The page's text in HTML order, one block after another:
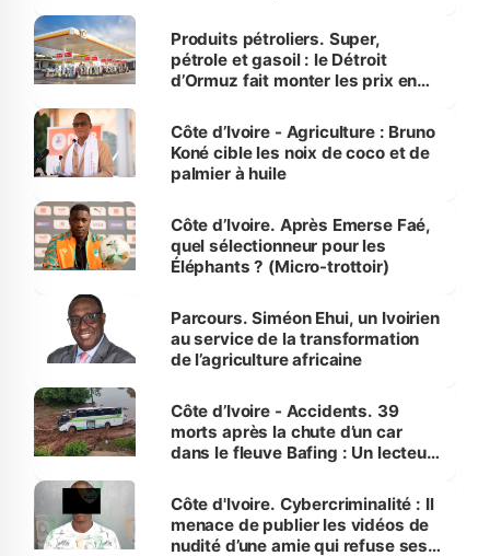
menacées
Produits pétroliers. Super,
pétrole et gasoil : le Détroit
d’Ormuz fait monter les prix en
Côte d’Ivoire - Agriculture : Bruno
Koné cible les noix de coco et de
palmier à huile
Côte d’Ivoire. Après Emerse Faé,
quel sélectionneur pour les
Éléphants ? (Micro-trottoir)
Parcours. Siméon Ehui, un Ivoirien
au service de la transformation
de l’agriculture africaine
Côte d’Ivoire - Accidents. 39
morts après la chute d’un car
dans le fleuve Bafing : Un lecteur
des Transports
Côte d'Ivoire. Cybercriminalité : Il
menace de publier les vidéos de
nudité d’une amie qui refuse ses